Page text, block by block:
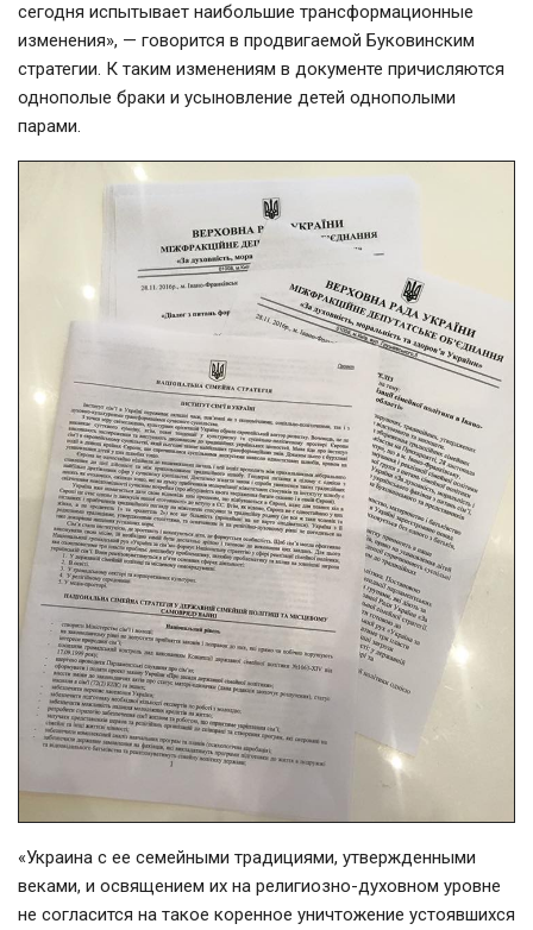
сегодня испытывает наибольшие трансформационные
изменения», — говорится в продвигаемой Буковинским
стратегии. К таким изменениям в документе причисляются
однополые браки и усыновление детей однополыми
парами.
«Украина с ее семейными традициями, утвержденными
веками, и освящением их на религиозно-духовном уровне
не согласится на такое коренное уничтожение устоявшихся